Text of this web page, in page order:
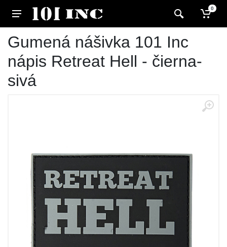
0
Gumená nášivka 101 Inc
nápis Retreat Hell - čierna-
sivá